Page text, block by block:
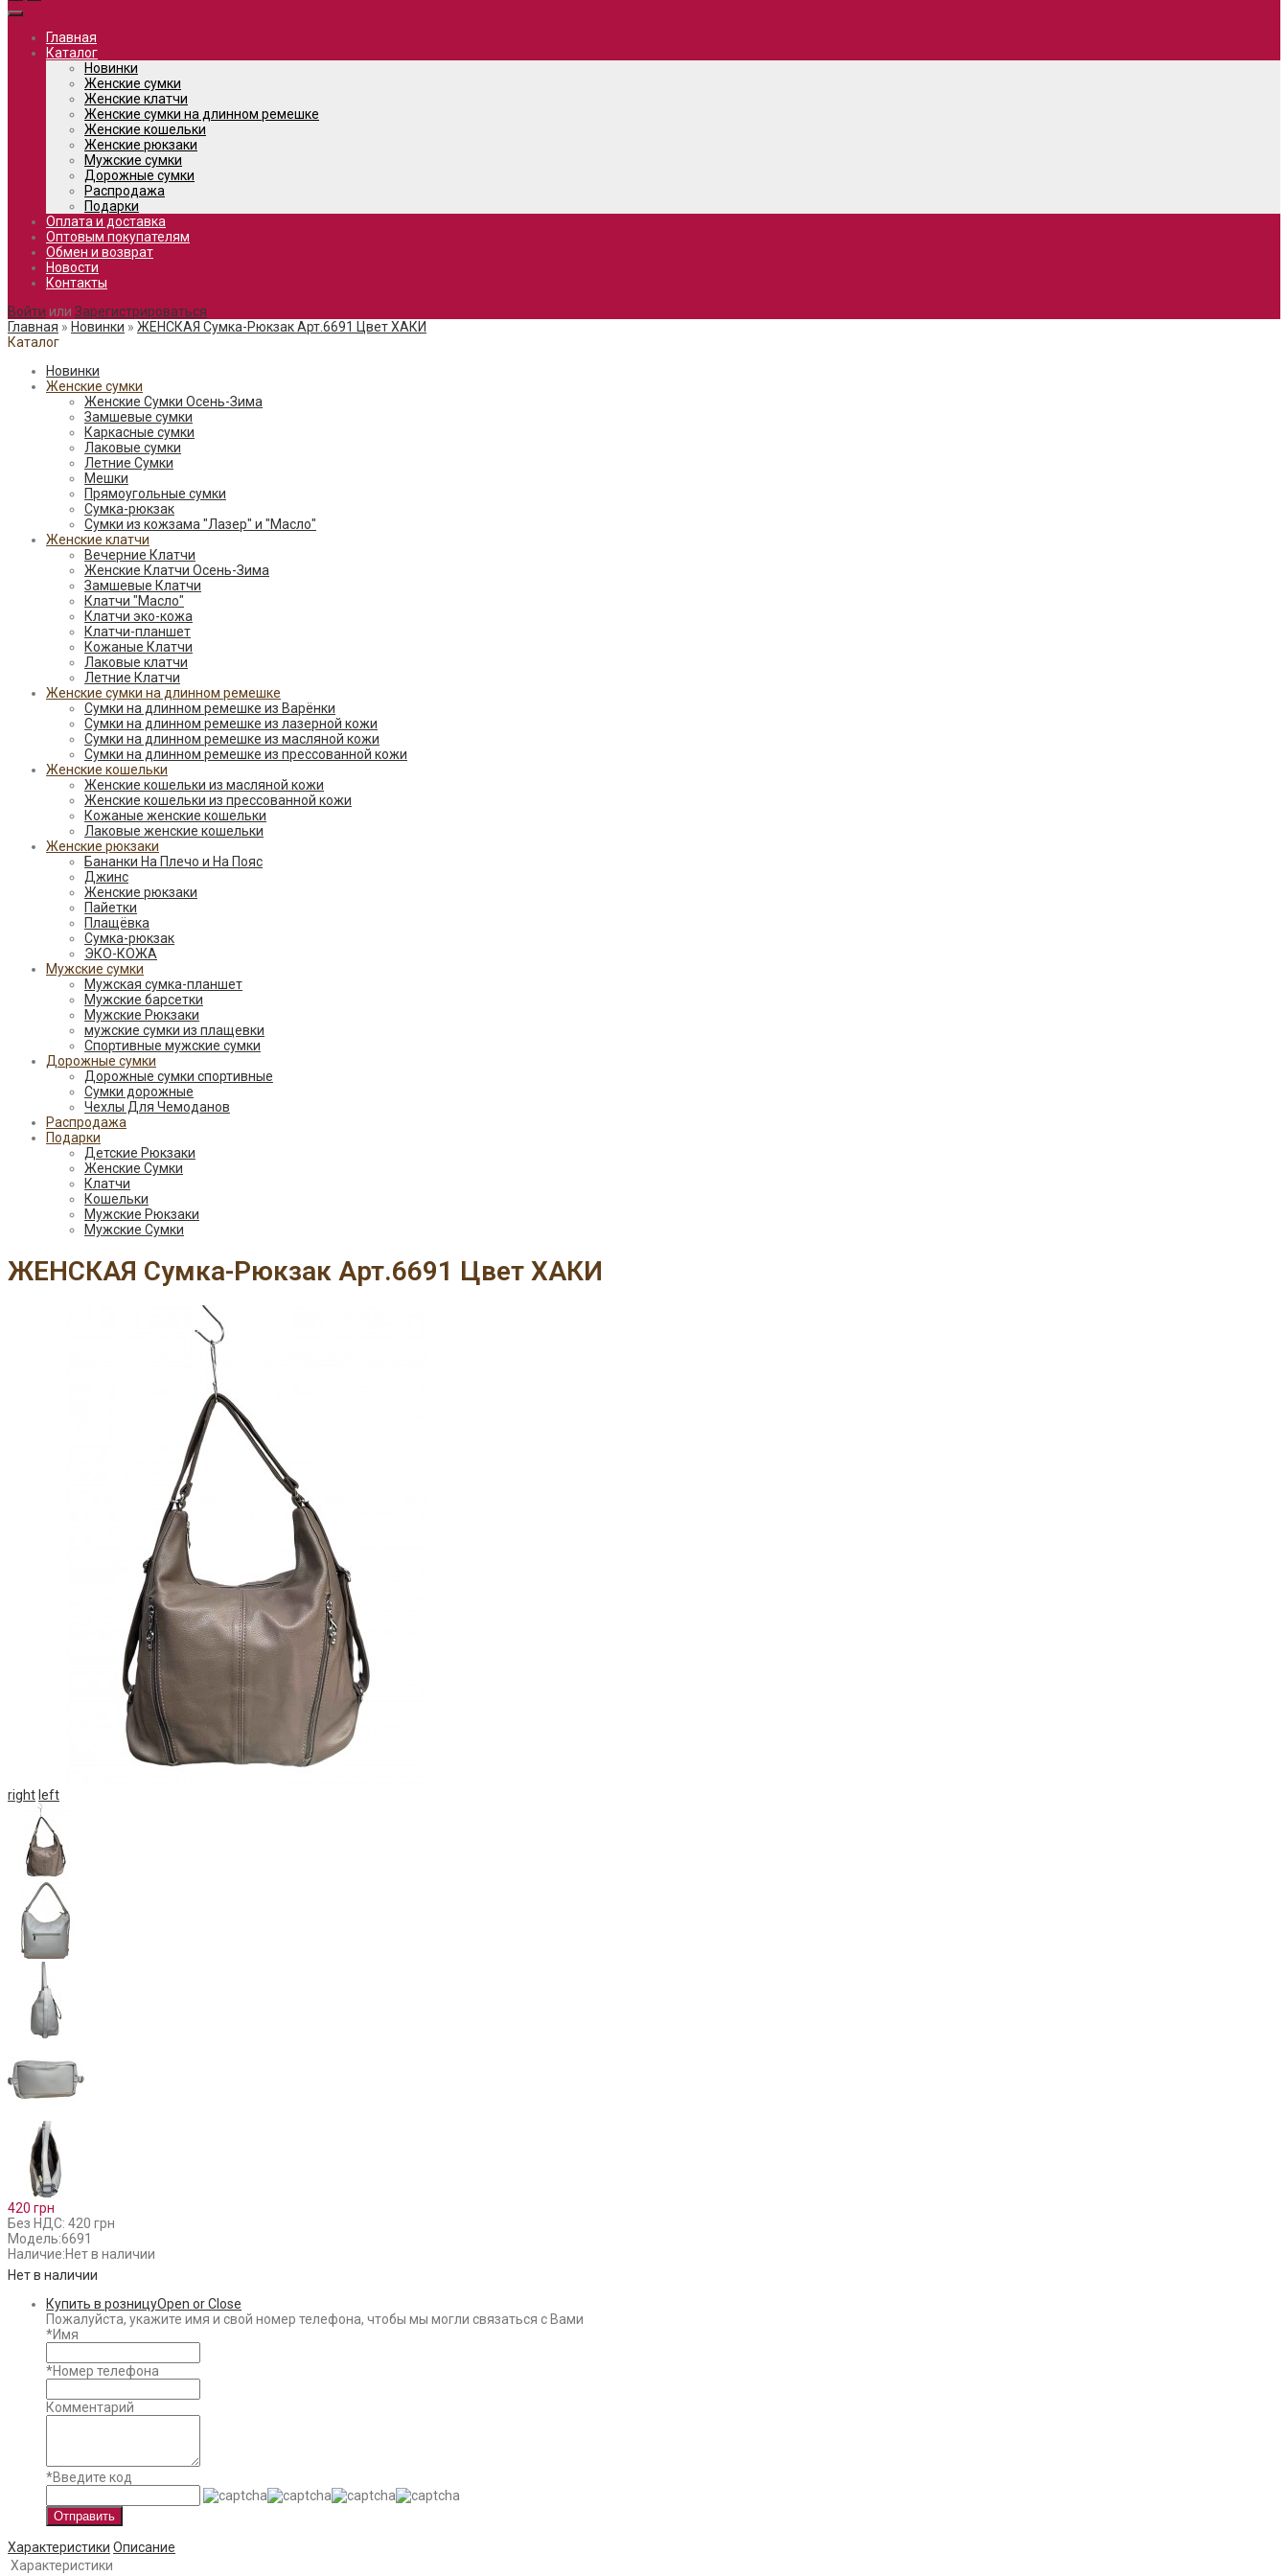
Главная
Каталог
Новинки
Женские сумки
Женские клатчи
Женские сумки на длинном ремешке
Женские кошельки
Женские рюкзаки
Мужские сумки
Дорожные сумки
Распродажа
Подарки
Оплата и доставка
Оптовым покупателям
Обмен и возврат
Новости
Контакты
Войти или Зарегистрироваться
Главная » Новинки » ЖЕНСКАЯ Сумка-Рюкзак Арт.6691 Цвет ХАКИ
Каталог
Новинки
Женские сумки
Женские Сумки Осень-Зима
Замшевые сумки
Каркасные сумки
Лаковые сумки
Летние Сумки
Мешки
Прямоугольные сумки
Сумка-рюкзак
Сумки из кожзама "Лазер" и "Масло"
Женские клатчи
Вечерние Клатчи
Женские Клатчи Осень-Зима
Замшевые Клатчи
Клатчи "Масло"
Клатчи эко-кожа
Клатчи-планшет
Кожаные Клатчи
Лаковые клатчи
Летние Клатчи
Женские сумки на длинном ремешке
Сумки на длинном ремешке из Варёнки
Сумки на длинном ремешке из лазерной кожи
Сумки на длинном ремешке из масляной кожи
Сумки на длинном ремешке из прессованной кожи
Женские кошельки
Женские кошельки из масляной кожи
Женские кошельки из прессованной кожи
Кожаные женские кошельки
Лаковые женские кошельки
Женские рюкзаки
Бананки На Плечо и На Пояс
Джинс
Женские рюкзаки
Пайетки
Плащёвка
Сумка-рюкзак
ЭКО-КОЖА
Мужские сумки
Мужская сумка-планшет
Мужские барсетки
Мужские Рюкзаки
мужские сумки из плащевки
Спортивные мужские сумки
Дорожные сумки
Дорожные сумки спортивные
Сумки дорожные
Чехлы Для Чемоданов
Распродажа
Подарки
Детские Рюкзаки
Женские Сумки
Клатчи
Кошельки
Мужские Рюкзаки
Мужские Сумки
ЖЕНСКАЯ Сумка-Рюкзак Арт.6691 Цвет ХАКИ
rightleft
420 грн
Без НДС: 420 грн
Модель:6691
Наличие:Нет в наличии
Нет в наличии
Купить в розницуOpen or Close
Пожалуйста, укажите имя и свой номер телефона, чтобы мы могли связаться с Вами
*Имя
*Номер телефона
Комментарий
*Введите код
Отправить
Характеристики Описание
Характеристики